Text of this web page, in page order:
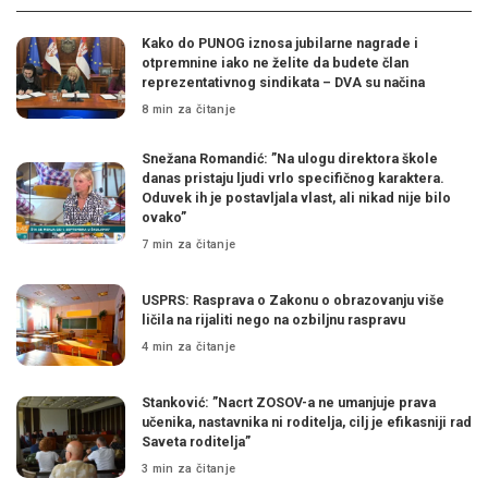
Kako do PUNOG iznosa jubilarne nagrade i
otpremnine iako ne želite da budete član
reprezentativnog sindikata – DVA su načina
8 min za čitanje
Snežana Romandić: ”Na ulogu direktora škole
danas pristaju ljudi vrlo specifičnog karaktera.
Oduvek ih je postavljala vlast, ali nikad nije bilo
ovako”
7 min za čitanje
USPRS: Rasprava o Zakonu o obrazovanju više
ličila na rijaliti nego na ozbiljnu raspravu
4 min za čitanje
Stanković: ”Nacrt ZOSOV-a ne umanjuje prava
učenika, nastavnika ni roditelja, cilj je efikasniji rad
Saveta roditelja”
3 min za čitanje